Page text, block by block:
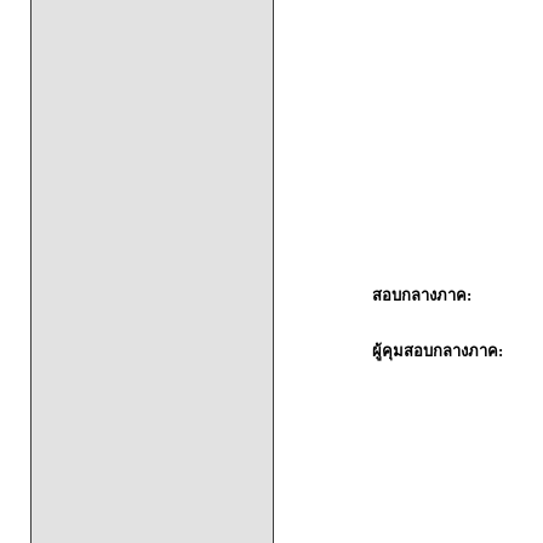
สอบกลางภาค:
ผู้คุมสอบกลางภาค: